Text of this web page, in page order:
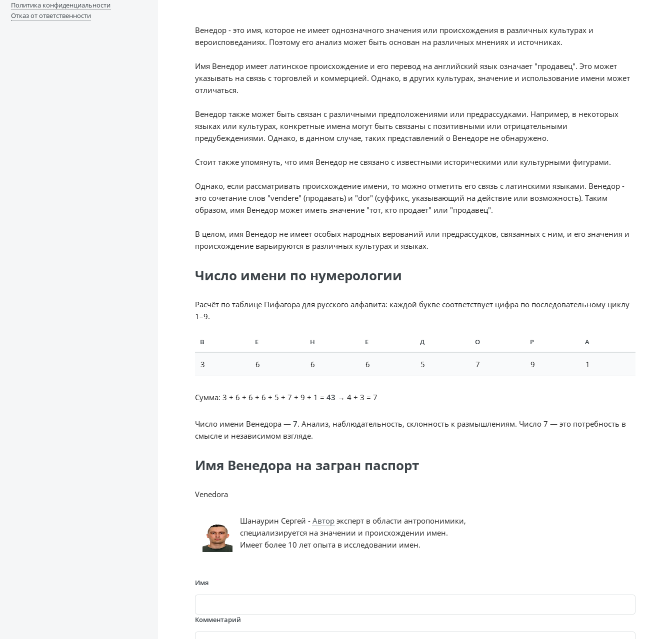
Венедор - это имя, которое не имеет однозначного значения или происхождения в различных культурах и
вероисповеданиях. Поэтому его анализ может быть основан на различных мнениях и источниках.
Имя Венедор имеет латинское происхождение и его перевод на английский язык означает "продавец". Это может
указывать на связь с торговлей и коммерцией. Однако, в других культурах, значение и использование имени может
отличаться.
Венедор также может быть связан с различными предположениями или предрассудками. Например, в некоторых
языках или культурах, конкретные имена могут быть связаны с позитивными или отрицательными
предубеждениями. Однако, в данном случае, таких представлений о Венедоре не обнаружено.
Стоит также упомянуть, что имя Венедор не связано с известными историческими или культурными фигурами.
Однако, если рассматривать происхождение имени, то можно отметить его связь с латинскими языками. Венедор -
это сочетание слов "vendere" (продавать) и "dor" (суффикс, указывающий на действие или возможность). Таким
образом, имя Венедор может иметь значение "тот, кто продает" или "продавец".
В целом, имя Венедор не имеет особых народных верований или предрассудков, связанных с ним, и его значения и
происхождение варьируются в различных культурах и языках.
Число имени по нумерологии
Расчёт по таблице Пифагора для русского алфавита: каждой букве соответствует цифра по последовательному циклу
1–9.
В Е Н Е Д О Р А
3 6 6 6 5 7 9 1
Сумма: 3 + 6 + 6 + 6 + 5 + 7 + 9 + 1 = 43 → 4 + 3 = 7
Число имени Венедора — 7. Анализ, наблюдательность, склонность к размышлениям. Число 7 — это потребность в
смысле и независимом взгляде.
Имя Венедора на загран паспорт
Venedora
Шанаурин Сергей - Авторэксперт в области антропонимики,
специализируется на значении и происхождении имен.
Имеет более 10 лет опыта в исследовании имен.
Имя
Комментарий
Политика конфиденциальности
Отказ от ответственности